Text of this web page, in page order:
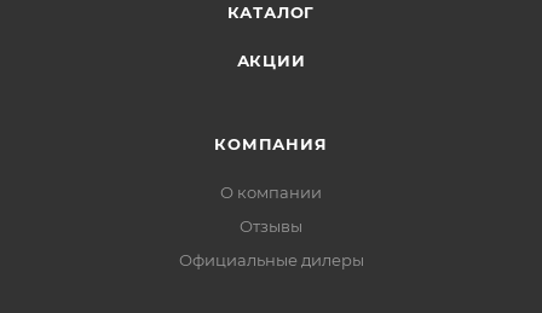
КАТАЛОГ
АКЦИИ
КОМПАНИЯ
О компании
Отзывы
Официальные дилеры